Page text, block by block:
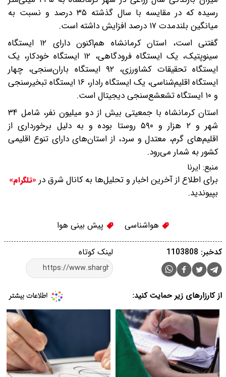
رسیده که در مقایسه با سال گذشته ۳۵ درصد و نسبت به
میانگین بلندمدت ۱۷ درصد افزایش داشته است.
گفتنی است، استان کرمانشاه هم‌اکنون دارای ۱۲ ایستگاه
سینوپتیک، یک ایستگاه فرودگاهی، ۱۲ ایستگاه خودکار، یک
ایستگاه تحقیقات کشاورزی، ۹۲ ایستگاه باران‌سنجی، چهار
ایستگاه اقلیم‌شناسی، یک ایستگاه رادار، ۱۶ ایستگاه تبخیرسنجی
و ۱۰ ایستگاه تشعشع‌سنجی دیجیتال است.
استان کرمانشاه با جمعیتی بیش از دو میلیون نفر، شامل ۳۴
شهر و ۲ هزار و ۵۹۰ روستا بوده و به دلیل برخورداری از
اقلیم‌های گرم، معتدل و سرد، از استان‌های دارای تنوع اقلیمی
کشور به شمار می‌رود.
منبع: ایرنا
برای اطلاع از آخرین اخبار و تحلیل‌ها به کانال شرق در «تلگرام»
بپیوندید.
هواشناسی پیش بینی هوا
لینک کوتاه کدخبر: 1103808
از کارزارهای زیر حمایت کنید: